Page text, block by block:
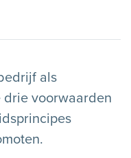
als
drie voorwaarden